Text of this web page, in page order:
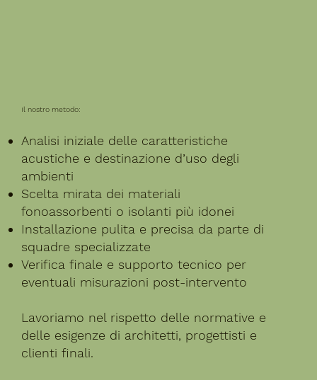
Analisi iniziale delle caratteristiche
acustiche e destinazione d’uso degli
ambienti
Scelta mirata dei materiali
fonoassorbenti o isolanti più idonei
Installazione pulita e precisa da parte di
squadre specializzate
Verifica finale e supporto tecnico per
eventuali misurazioni post-intervento
Lavoriamo nel rispetto delle normative e
delle esigenze di architetti, progettisti e
clienti finali.
Il nostro metodo: